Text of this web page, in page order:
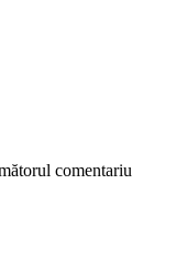
comentariu